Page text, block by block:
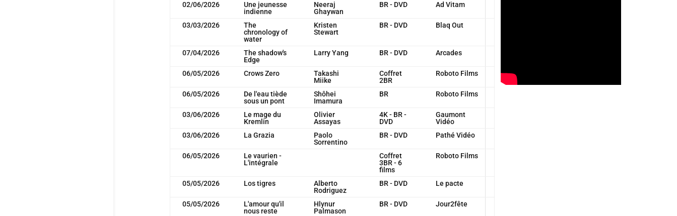
02/06/2026
Une jeunesse
indienne
Neeraj
Ghaywan
BR - DVD Ad Vitam
03/03/2026
The
chronology of
water
Kristen
Stewart
BR - DVD Blaq Out
07/04/2026
The shadow's
Edge
Larry Yang BR - DVD Arcades
06/05/2026 Crows Zero
Takashi
Miike
Coffret
2BR
Roboto Films
06/05/2026
De l'eau tiède
sous un pont
Shôhei
Imamura
BR Roboto Films
03/06/2026
Le mage du
Kremlin
Olivier
Assayas
4K - BR -
DVD
Gaumont
Vidéo
03/06/2026
La Grazia
Paolo
Sorrentino
BR - DVD Pathé Vidéo
06/05/2026
Le vaurien -
L'intégrale
Coffret
3BR - 6
films
Roboto Films
05/05/2026 Los tigres
Alberto
Rodriguez
BR - DVD Le pacte
05/05/2026
L'amour qu'il
nous reste
Hlynur
Palmason
BR - DVD Jour2fête